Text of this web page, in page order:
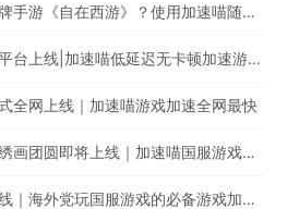
海外党如何玩自由策略卡牌手游《自在西游》？使用加速喵随时随地畅享游戏加速
模拟经营手游《画唐》全平台上线|加速喵低延迟无卡顿加速游戏全网最快
全网上线｜加速喵游戏加速全网最快
《和平精英》全新玩法锦绣画团圆即将上线｜加速喵国服游戏超快加速
动作手游《暖雪》全网上线｜海外党玩国服游戏的必备游戏加速器